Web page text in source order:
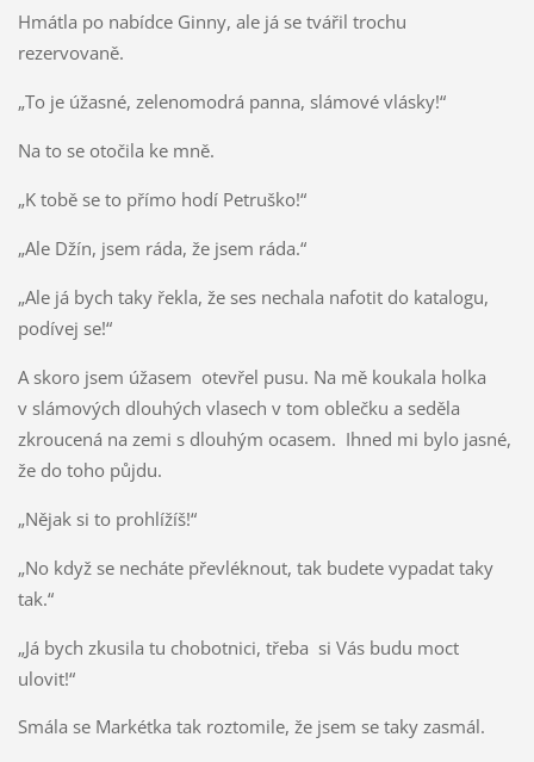
Hmátla po nabídce Ginny, ale já se tvářil trochu
rezervovaně.
„To je úžasné, zelenomodrá panna, slámové vlásky!“
Na to se otočila ke mně.
„K tobě se to přímo hodí Petruško!“
„Ale Džín, jsem ráda, že jsem ráda.“
„Ale já bych taky řekla, že ses nechala nafotit do katalogu,
podívej se!“
A skoro jsem úžasem otevřel pusu. Na mě koukala holka
v slámových dlouhých vlasech v tom oblečku a seděla
zkroucená na zemi s dlouhým ocasem. Ihned mi bylo jasné,
že do toho půjdu.
„Nějak si to prohlížíš!“
„No když se necháte převléknout, tak budete vypadat taky
tak.“
„Já bych zkusila tu chobotnici, třeba si Vás budu moct
ulovit!“
Smála se Markétka tak roztomile, že jsem se taky zasmál.